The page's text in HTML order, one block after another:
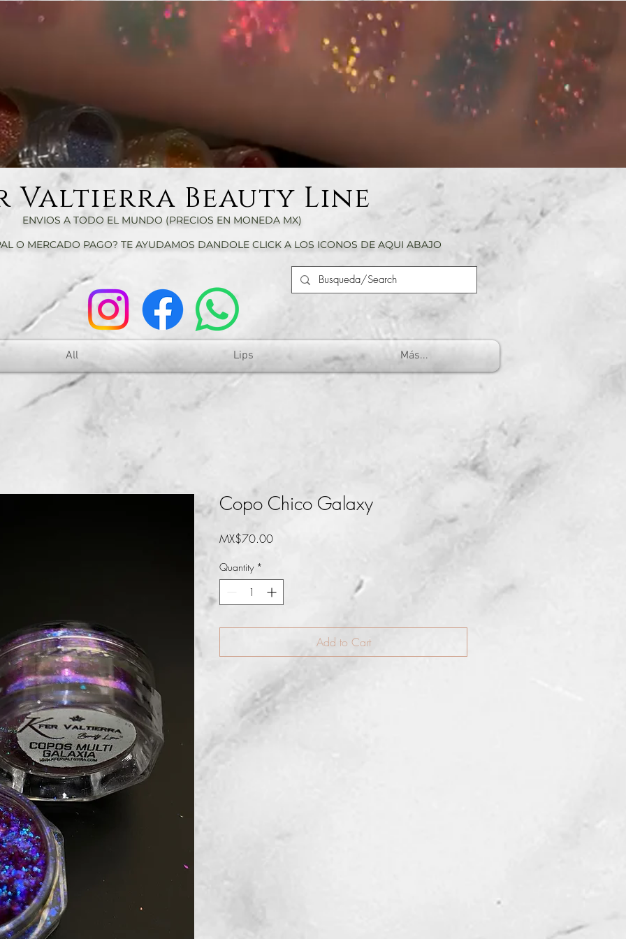
Valtierra Beauty Line
ENVIOS A TODO EL MUNDO (PRECIOS EN MONEDA MX)
O MERCADO PAGO? TE AYUDAMOS DANDOLE CLICK A LOS ICONOS DE AQUI ABAJO
All Lips Más...
Copo Chico Galaxy
MX$70.00Price
Quantity *
Add to Cart